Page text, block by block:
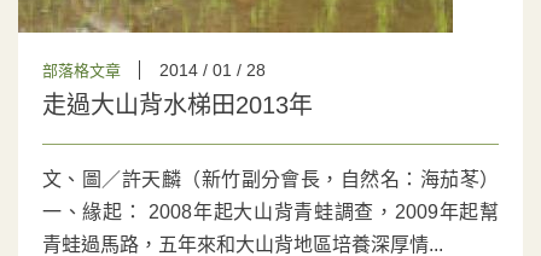
部落格文章 2014 / 01 / 28
走過大山背水梯田2013年
文、圖／許天麟（新竹副分會長，自然名：海茄苳）
一、緣起： 2008年起大山背青蛙調查，2009年起幫
青蛙過馬路，五年來和大山背地區培養深厚情...